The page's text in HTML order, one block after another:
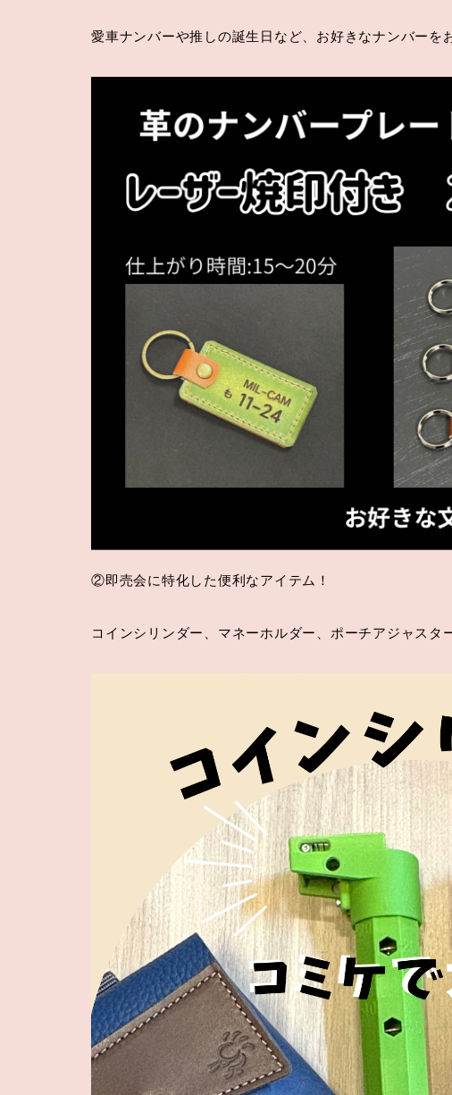
愛車ナンバーや推しの誕生日など、お好きなナンバーを
②即売会に特化した便利なアイテム！
コインシリンダー、マネーホルダー、ポーチアジャスタ